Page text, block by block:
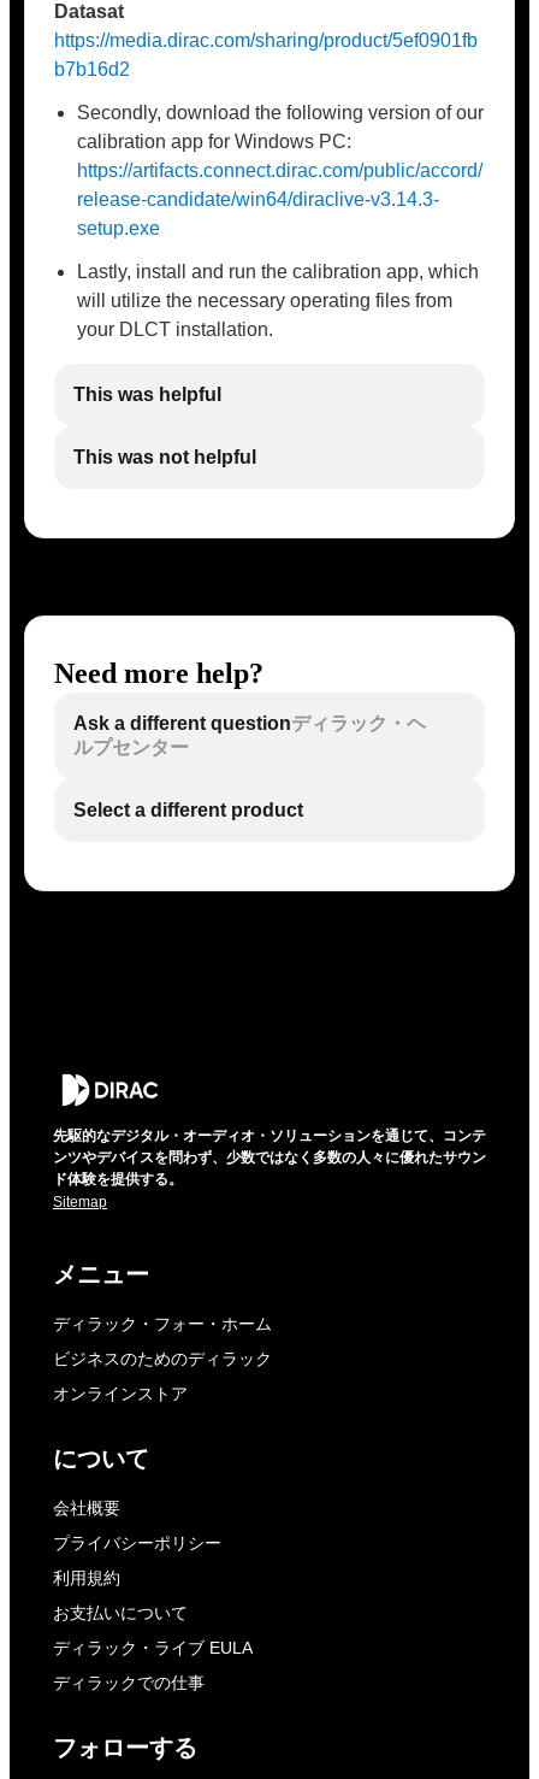
Datasat
https://media.dirac.com/sharing/product/5ef0901fb
b7b16d2
Secondly, download the following version of our
calibration app for Windows PC:
https://artifacts.connect.dirac.com/public/accord/
release-candidate/win64/diraclive-v3.14.3-
setup.exe
Lastly, install and run the calibration app, which
will utilize the necessary operating files from
your DLCT installation.
This was helpful
This was not helpful
Need more help?
Ask a different questionディラック・ヘ
ルプセンター
Select a different product
先駆的なデジタル・オーディオ・ソリューションを通じて、コンテ
ンツやデバイスを問わず、少数ではなく多数の人々に優れたサウン
ド体験を提供する。
Sitemap
メニュー
ディラック・フォー・ホーム
ビジネスのためのディラック
オンラインストア
について
会社概要
プライバシーポリシー
利用規約
お支払いについて
ディラック・ライブ EULA
ディラックでの仕事
フォローする